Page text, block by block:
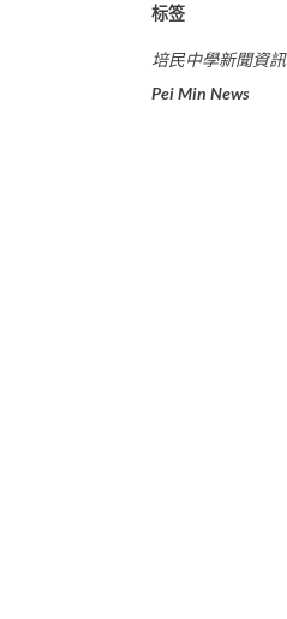
标签
培民中學新聞資訊
Pei Min News